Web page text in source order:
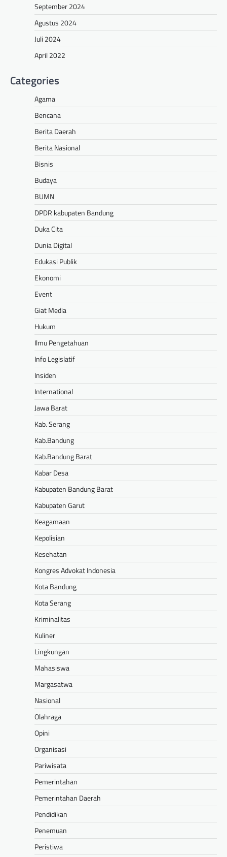
September 2024
Agustus 2024
Juli 2024
April 2022
Categories
Agama
Bencana
Berita Daerah
Berita Nasional
Bisnis
Budaya
BUMN
DPDR kabupaten Bandung
Duka Cita
Dunia Digital
Edukasi Publik
Ekonomi
Event
Giat Media
Hukum
Ilmu Pengetahuan
Info Legislatif
Insiden
International
Jawa Barat
Kab. Serang
Kab.Bandung
Kab.Bandung Barat
Kabar Desa
Kabupaten Bandung Barat
Kabupaten Garut
Keagamaan
Kepolisian
Kesehatan
Kongres Advokat Indonesia
Kota Bandung
Kota Serang
Kriminalitas
Kuliner
Lingkungan
Mahasiswa
Margasatwa
Nasional
Olahraga
Opini
Organisasi
Pariwisata
Pemerintahan
Pemerintahan Daerah
Pendidikan
Penemuan
Peristiwa